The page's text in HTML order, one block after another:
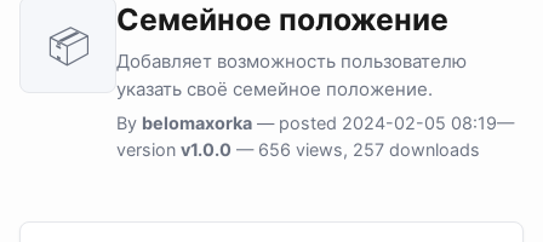
📦
Семейное положение
Добавляет возможность пользователю
указать своё семейное положение.
By belomaxorka — posted 2024-02-05 08:19—
version v1.0.0 — 656 views, 257 downloads